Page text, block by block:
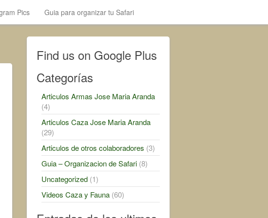
Pics Guia para organizar tu Safari
Find us on Google Plus
Categorías
Articulos Armas Jose Maria Aranda
(4)
Articulos Caza Jose Maria Aranda
(29)
Articulos de otros colaboradores (3)
Guia – Organizacion de Safari(8)
Uncategorized(1)
Videos Caza y Fauna(60)